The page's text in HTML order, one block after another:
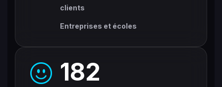
clients
Entreprises et écoles
182